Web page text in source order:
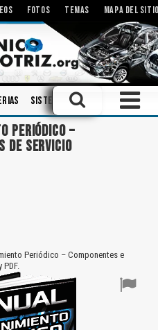
FOTOS TEMAS MAPA DEL
Sistemas de Audio
PERIÓDICO –
DE SERVICIO
Periódico – Componentes e